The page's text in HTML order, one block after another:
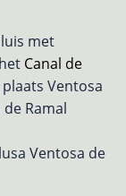
met
Canal de
Ventosa
Ramal
Ventosa de